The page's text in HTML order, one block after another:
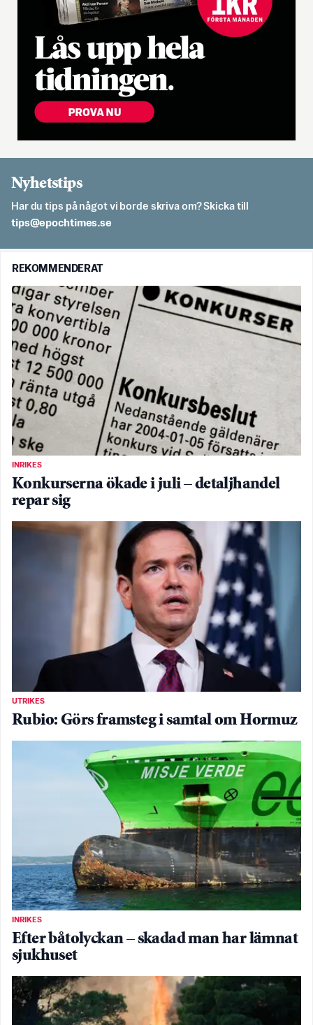
Nyhetstips
Har du tips på något vi borde skriva om? Skicka till
es.semithcope@spit
REKOMMENDERAT
INRIKES
Konkurserna ökade i juli – detaljhandel
repar sig
UTRIKES
Rubio: Görs framsteg i samtal om Hormuz
INRIKES
Efter båtolyckan – skadad man har lämnat
sjukhuset